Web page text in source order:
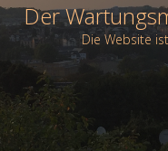
Der
Die Website